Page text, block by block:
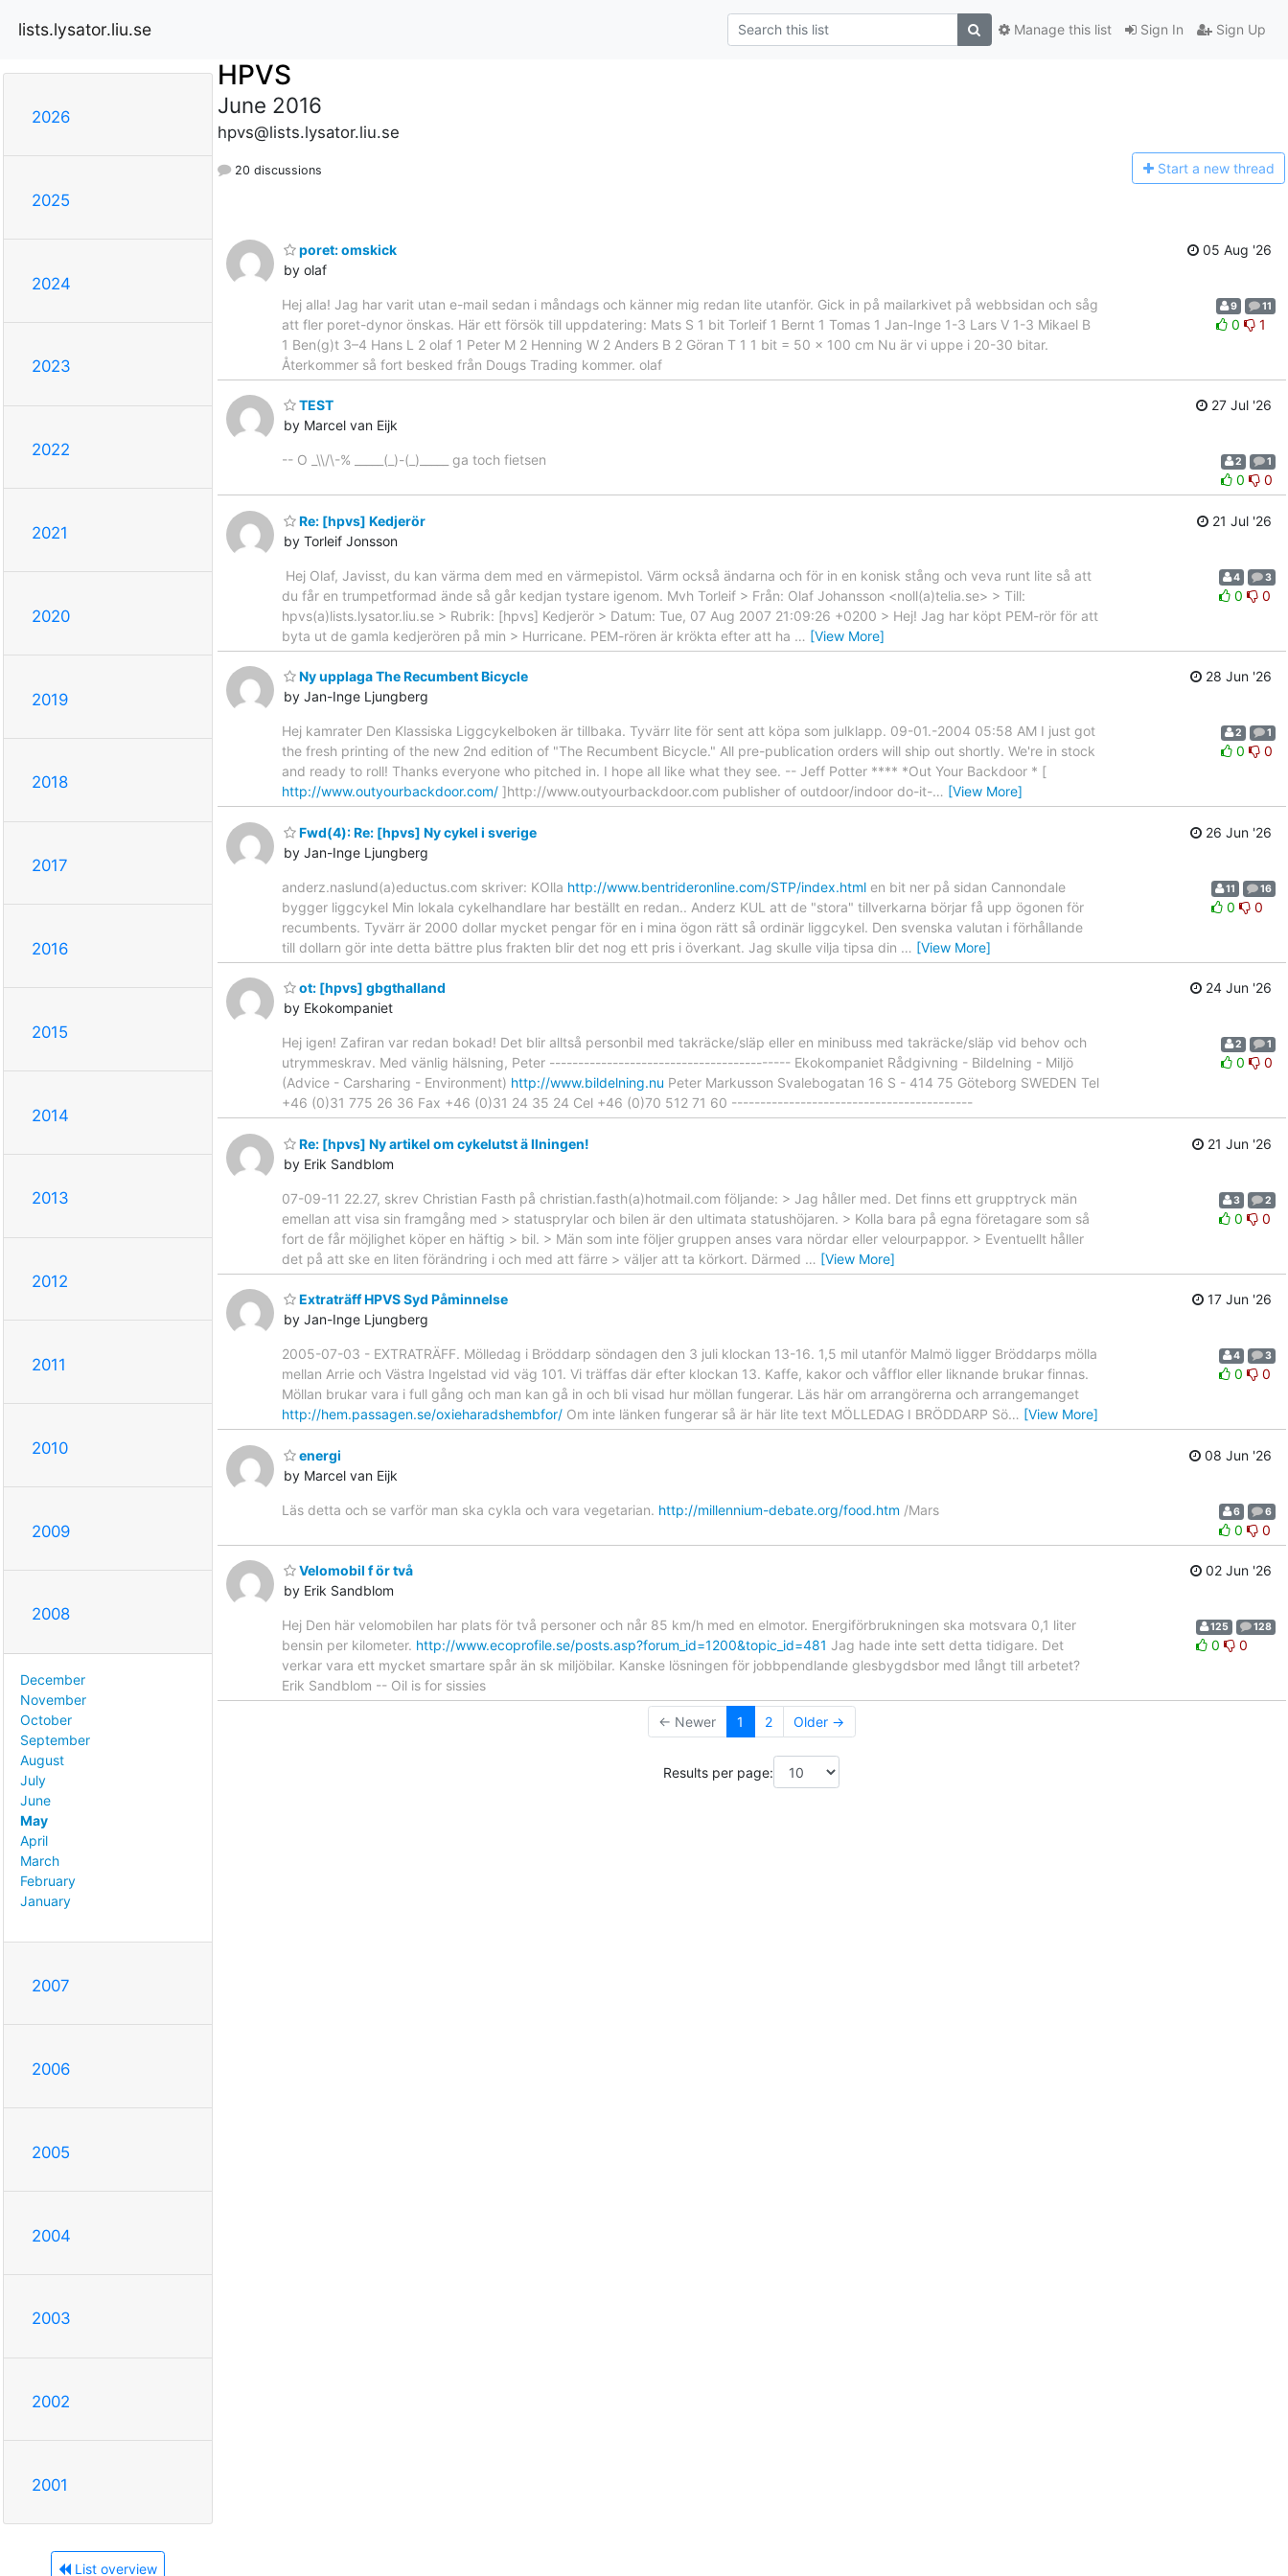
lists.lysator.liu.se Sign In Sign Up
Manage this list
2026
2025
2024
2023
2022
2021
2020
2019
2018
2017
2016
2015
2014
2013
2012
2011
2010
2009
2008
December
November
October
September
August
July
June
May
April
March
February
January
2007
2006
2005
2004
2003
2002
2001
List overview
HPVS
June 2016
hpvs@lists.lysator.liu.se
20 discussions Start a new thread
poret: omskick
by olaf
05 Aug '26
Hej alla! Jag har varit utan e-mail sedan i måndags och känner mig redan lite utanför. Gick in på mailarkivet på webbsidan och såg
att fler poret-dynor önskas. Här ett försök till uppdatering: Mats S 1 bit Torleif 1 Bernt 1 Tomas 1 Jan-Inge 1-3 Lars V 1-3 Mikael B
1 Ben(g)t 3–4 Hans L 2 olaf 1 Peter M 2 Henning W 2 Anders B 2 Göran T 1 1 bit = 50 x 100 cm Nu är vi uppe i 20-30 bitar.
Återkommer så fort besked från Dougs Trading kommer. olaf
9 11
0 1
TEST
by Marcel van Eijk
27 Jul '26
-- O _\\/\-% _____(_)-(_)_____ ga toch fietsen 2 1
0 0
Re: [hpvs] Kedjerör
by Torleif Jonsson
21 Jul '26
Hej Olaf, Javisst, du kan värma dem med en värmepistol. Värm också ändarna och för in en konisk stång och veva runt lite så att
du får en trumpetformad ände så går kedjan tystare igenom. Mvh Torleif > Från: Olaf Johansson <noll(a)telia.se> > Till:
hpvs(a)lists.lysator.liu.se > Rubrik: [hpvs] Kedjerör > Datum: Tue, 07 Aug 2007 21:09:26 +0200 > Hej! Jag har köpt PEM-rör för att
byta ut de gamla kedjerören på min > Hurricane. PEM-rören är krökta efter att ha … [View More]
4 3
0 0
Ny upplaga The Recumbent Bicycle
by Jan-Inge Ljungberg
28 Jun '26
Hej kamrater Den Klassiska Liggcykelboken är tillbaka. Tyvärr lite för sent att köpa som julklapp. 09-01.-2004 05:58 AM I just got
the fresh printing of the new 2nd edition of "The Recumbent Bicycle." All pre-publication orders will ship out shortly. We're in stock
and ready to roll! Thanks everyone who pitched in. I hope all like what they see. -- Jeff Potter **** *Out Your Backdoor * [
http://www.outyourbackdoor.com/ ]http://www.outyourbackdoor.com publisher of outdoor/indoor do-it-… [View More]
2 1
0 0
Fwd(4): Re: [hpvs] Ny cykel i sverige
by Jan-Inge Ljungberg
26 Jun '26
anderz.naslund(a)eductus.com skriver: KOlla http://www.bentrideronline.com/STP/index.html en bit ner på sidan Cannondale
bygger liggcykel Min lokala cykelhandlare har beställt en redan.. Anderz KUL att de "stora" tillverkarna börjar få upp ögonen för
recumbents. Tyvärr är 2000 dollar mycket pengar för en i mina ögon rätt så ordinär liggcykel. Den svenska valutan i förhållande
till dollarn gör inte detta bättre plus frakten blir det nog ett pris i överkant. Jag skulle vilja tipsa din … [View More]
11 16
0 0
ot: [hpvs] gbgthalland
by Ekokompaniet
24 Jun '26
Hej igen! Zafiran var redan bokad! Det blir alltså personbil med takräcke/släp eller en minibuss med takräcke/släp vid behov och
utrymmeskrav. Med vänlig hälsning, Peter ------------------------------------------ Ekokompaniet Rådgivning - Bildelning - Miljö
(Advice - Carsharing - Environment) http://www.bildelning.nu Peter Markusson Svalebogatan 16 S - 414 75 Göteborg SWEDEN Tel
+46 (0)31 775 26 36 Fax +46 (0)31 24 35 24 Cel +46 (0)70 512 71 60 ------------------------------------------
2 1
0 0
Re: [hpvs] Ny artikel om cykelutst ä llningen!
by Erik Sandblom
21 Jun '26
07-09-11 22.27, skrev Christian Fasth på christian.fasth(a)hotmail.com följande: > Jag håller med. Det finns ett grupptryck män
emellan att visa sin framgång med > statusprylar och bilen är den ultimata statushöjaren. > Kolla bara på egna företagare som så
fort de får möjlighet köper en häftig > bil. > Män som inte följer gruppen anses vara nördar eller velourpappor. > Eventuellt håller
det på att ske en liten förändring i och med att färre > väljer att ta körkort. Därmed … [View More]
3 2
0 0
Extraträff HPVS Syd Påminnelse
by Jan-Inge Ljungberg
17 Jun '26
2005-07-03 - EXTRATRÄFF. Mölledag i Bröddarp söndagen den 3 juli klockan 13-16. 1,5 mil utanför Malmö ligger Bröddarps mölla
mellan Arrie och Västra Ingelstad vid väg 101. Vi träffas där efter klockan 13. Kaffe, kakor och våfflor eller liknande brukar finnas.
Möllan brukar vara i full gång och man kan gå in och bli visad hur möllan fungerar. Läs här om arrangörerna och arrangemanget
http://hem.passagen.se/oxieharadshembfor/ Om inte länken fungerar så är här lite text MÖLLEDAG I BRÖDDARP Sö… [View More]
4 3
0 0
energi
by Marcel van Eijk
08 Jun '26
Läs detta och se varför man ska cykla och vara vegetarian. http://millennium-debate.org/food.htm /Mars 6 6
0 0
Velomobil f ör två
by Erik Sandblom
02 Jun '26
Hej Den här velomobilen har plats för två personer och når 85 km/h med en elmotor. Energiförbrukningen ska motsvara 0,1 liter
bensin per kilometer. http://www.ecoprofile.se/posts.asp?forum_id=1200&topic_id=481 Jag hade inte sett detta tidigare. Det
verkar vara ett mycket smartare spår än sk miljöbilar. Kanske lösningen för jobbpendlande glesbygdsbor med långt till arbetet?
Erik Sandblom -- Oil is for sissies
125 128
0 0
← Newer 1 2 Older →
Results per page: